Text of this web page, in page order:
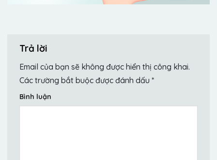
Trả lời
Email của bạn sẽ không được hiển thị công khai.
Các trường bắt buộc được đánh dấu *
Bình luận